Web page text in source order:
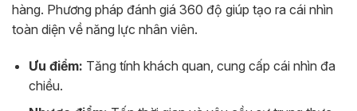
hàng. Phương pháp đánh giá 360 độ giúp tạo ra cái nhìn
toàn diện về năng lực nhân viên.
Ưu điểm: Tăng tính khách quan, cung cấp cái nhìn đa
chiều.